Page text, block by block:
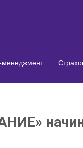
менеджмент